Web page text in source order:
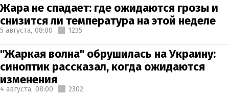
Жара не спадает: где ожидаются грозы и
снизится ли температура на этой неделе
5 августа, 08:00 1235
"Жаркая волна" обрушилась на Украину:
синоптик рассказал, когда ожидаются
изменения
4 августа, 08:00 2302